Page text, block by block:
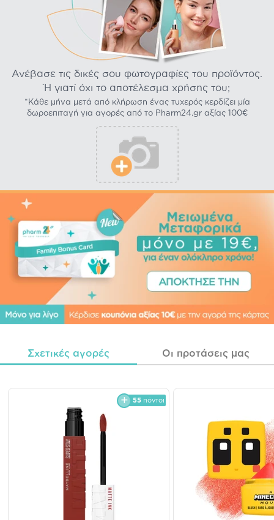
Ανέβασε τις δικές σου φωτογραφίες του προϊόντος.
Ή γιατί όχι το αποτέλεσμα χρήσης του;
*Κάθε μήνα μετά από κλήρωση ένας τυχερός κερδίζει μία
δωροεπιταγή για αγορές από το Pharm24.gr αξίας 100€
Σχετικές αγορές Οι προτάσεις μας
55 πόντοι